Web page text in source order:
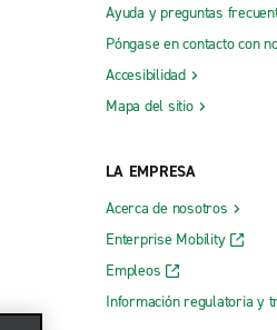
Ayuda y preguntas
Póngase en contacto con
Accesibilidad
Mapa del sitio
LA EMPRESA
Acerca de nosotros
Enterprise Mobility
Empleos
Información regulatoria y